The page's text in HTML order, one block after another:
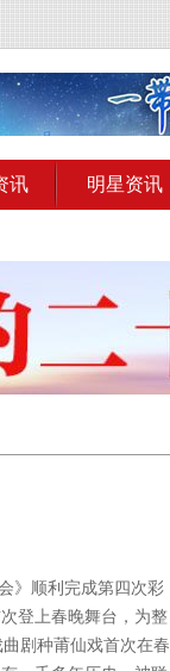
讯 明星资讯
》顺利完成第四次彩
登上春晚舞台，为整
剧种莆仙戏首次在春